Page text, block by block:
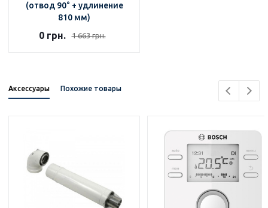
(отвод 90° + удлинение
810 мм)
0 грн. 1 663 грн.
Аксессуары Похожие товары